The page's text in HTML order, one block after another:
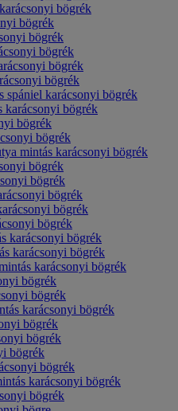
bögrék
bögrék
bögrék
bögrék
bögrék
bögrék
spániel karácsonyi bögrék
karácsonyi bögrék
bögrék
bögrék
mintás karácsonyi bögrék
bögrék
bögrék
bögrék
bögrék
bögrék
karácsonyi bögrék
karácsonyi bögrék
karácsonyi bögrék
bögrék
bögrék
karácsonyi bögrék
bögrék
bögrék
bögrék
bögrék
karácsonyi bögrék
bögrék